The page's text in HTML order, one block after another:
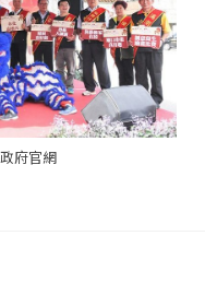
府官網